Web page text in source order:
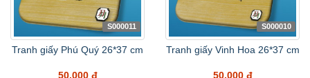
S000011
Tranh giấy Phú Quý 26*37 cm
50.000 đ
S000010
Tranh giấy Vinh Hoa 26*37 cm
50.000 đ